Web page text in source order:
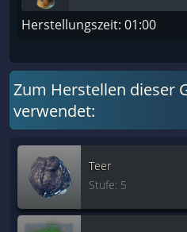
Herstellungszeit: 01:00
Zum Herstellen dieser
verwendet:
Teer
Stufe: 5